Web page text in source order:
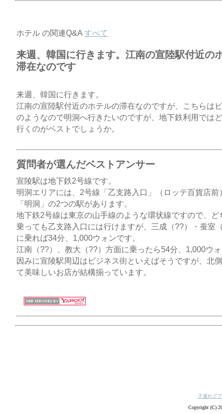
ホテル の関連Q&A すべて
来週、韓国に行きます。江南の宣陸駅付近の
滞在なのです
来週、韓国に行きます。
江南の宣陸駅付近のホテルの滞在なのですが、こちらは
のようなので明洞へ行きたいのですが、地下鉄利用では
行くのがベストでしょうか。
質問者が選んだベストアンサー
宣陵駅は地下鉄2号線です。
明洞エリアには、2号線「乙支路入口」（ロッテ百貨店前
「明洞」の2つの駅があります。
地下鉄2号線は東京の山手線のような環状線ですので、ど
乗っても乙支路入口には行けますが、三成（??）・蚕室
に乗れば34分、1,000ウォンです。
江南（??）、教大（??）方面に乗ったら54分、1,000ウ
因みに宣陵駅周辺はビジネス街といえばそうですが、北
て美味しいお店が結構揃っています。
子連れグ
Copyright (C)